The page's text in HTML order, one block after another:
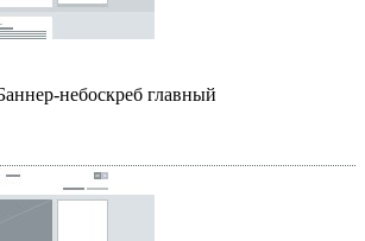
небоскреб главный